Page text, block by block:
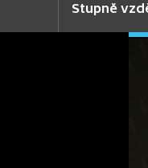
Stupně